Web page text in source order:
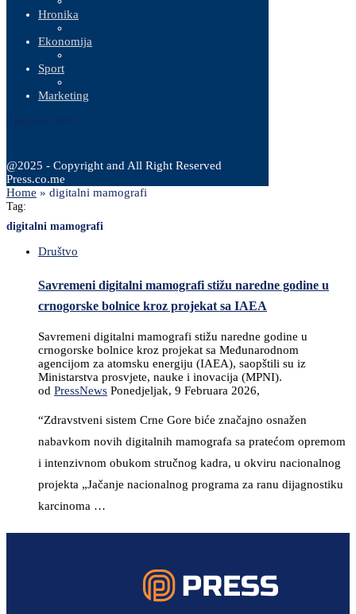
Hronika
Ekonomija
Sport
Marketing
@2025 - Copyright and All Right Reserved
Press.co.me
Home » digitalni mamografi
Tag:
digitalni mamografi
Društvo
Savremeni digitalni mamografi stižu naredne godine u
crnogorske bolnice kroz projekat sa IAEA
Savremeni digitalni mamografi stižu naredne godine u
crnogorske bolnice kroz projekat sa Međunarodnom
agencijom za atomsku energiju (IAEA), saopštili su iz
Ministarstva prosvjete, nauke i inovacija (MPNI).
od PressNews Ponedjeljak, 9 Februara 2026,
“Zdravstveni sistem Crne Gore biće značajno osnažen
nabavkom novih digitalnih mamografa sa pratećom opremom
i intenzivnom obukom stručnog kadra, u okviru nacionalnog
projekta „Jačanje nacionalnog programa za ranu dijagnostiku
karcinoma …